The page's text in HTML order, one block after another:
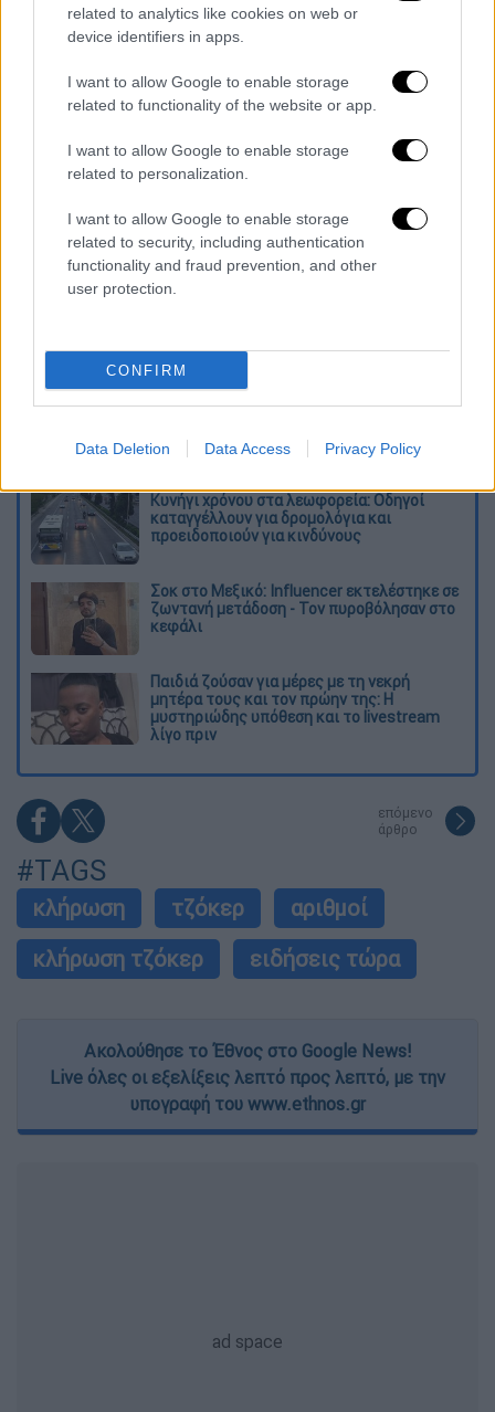
related to analytics like cookies on web or
device identifiers in apps.
I want to allow Google to enable storage
related to functionality of the website or app.
I want to allow Google to enable storage
related to personalization.
I want to allow Google to enable storage
related to security, including authentication
functionality and fraud prevention, and other
user protection.
CONFIRM
Data Deletion Data Access Privacy Policy
Τα σχολιά σας δημοσιεύονται άμεσα με δική σας ευθύνη. Το
ΕΘΝΟΣ θα παρεμβαίνει και τα προσβλητικά σχόλια θα
Διαβάστε ακόμη
Τα «γεράκια» της Ψάθας: Έσωσαν από τη
έδιωχνε - «Πέρασε όλη η ζωή μπροστά μου»
Κυνήγι χρόνου στα λεωφορεία: Οδηγοί
καταγγέλλουν για δρομολόγια και
προειδοποιούν για κινδύνους
Σοκ στο Μεξικό: Influencer εκτελέστηκε σε
ζωντανή μετάδοση - Τον πυροβόλησαν στο
κεφάλι
Παιδιά ζούσαν για μέρες με τη νεκρή
μητέρα τους και τον πρώην της: Η
μυστηριώδης υπόθεση και το livestream
λίγο πριν
επόμενο
άρθρο
#TAGS
κλήρωση τζόκερ
αριθμοί
κλήρωση τζόκερ
ειδήσεις τώρα
Ακολούθησε το Έθνος στο Google News!
Live όλες οι εξελίξεις λεπτό προς λεπτό, με την
υπογραφή του www.ethnos.gr